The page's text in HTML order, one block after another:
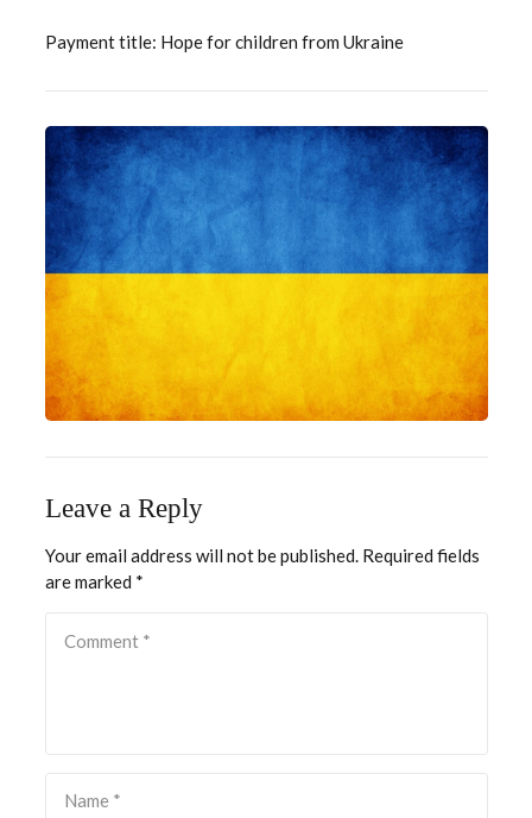
Payment title: Hope for children from Ukraine
Leave a Reply
Your email address will not be published. Required fields
are marked *